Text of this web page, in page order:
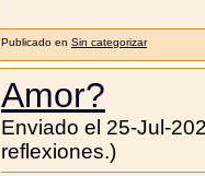
Publicado en Sin categorizar
Amor?
Enviado el 25-Jul-
reflexiones.)